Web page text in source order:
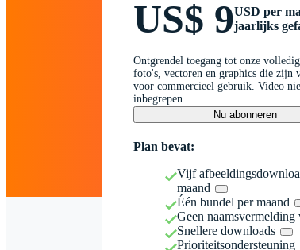
US$ 9USD per
jaarlijks
Ontgrendel toegang tot onze
foto's, vectoren en graphics die zijn
voor commercieel gebruik. Video
inbegrepen.
Nu abonneren
Plan bevat:
Vijf
maand
Één bundel per maand
Geen naamsvermelding
Snellere downloads
Prioriteitsondersteuning